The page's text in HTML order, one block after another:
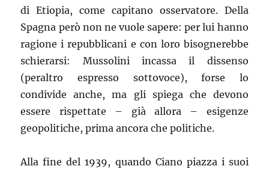
di Etiopia, come capitano osservatore. Della
Spagna però non ne vuole sapere: per lui hanno
ragione i repubblicani e con loro bisognerebbe
schierarsi: Mussolini incassa il dissenso
(peraltro espresso sottovoce), forse lo
condivide anche, ma gli spiega che devono
essere rispettate – già allora – esigenze
geopolitiche, prima ancora che politiche.
Alla fine del 1939, quando Ciano piazza i suoi